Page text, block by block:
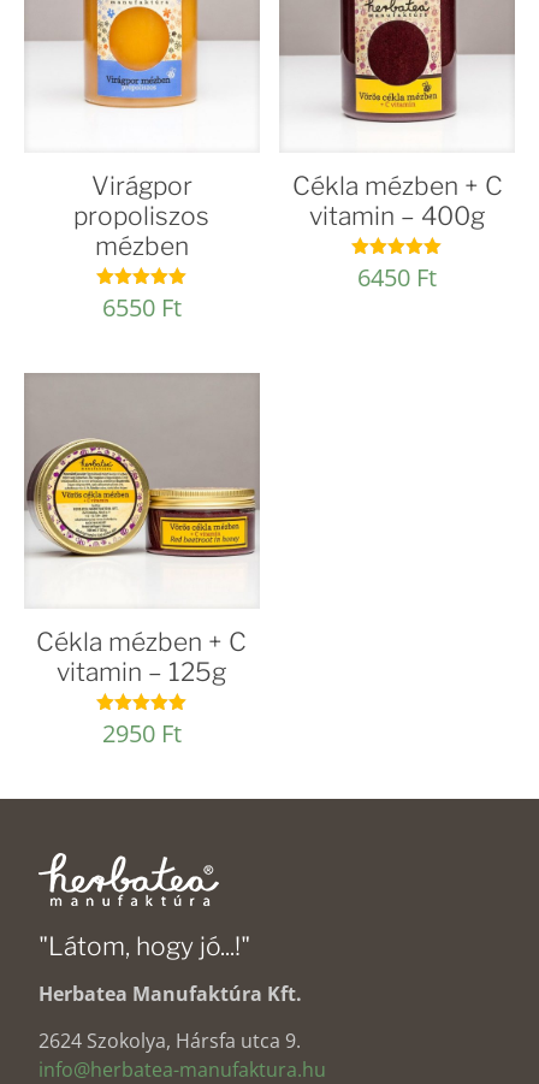
Virágpor
propoliszos
mézben
Értékelés:
5.00
6550 Ft
Cékla mézben + C
vitamin – 400g
Értékelés:
4.98
6450 Ft
Cékla mézben + C
vitamin – 125g
Értékelés:
5.00
2950 Ft
"Látom, hogy jó...!"
Herbatea Manufaktúra Kft.
2624 Szokolya, Hársfa utca 9.
info@herbatea-manufaktura.hu